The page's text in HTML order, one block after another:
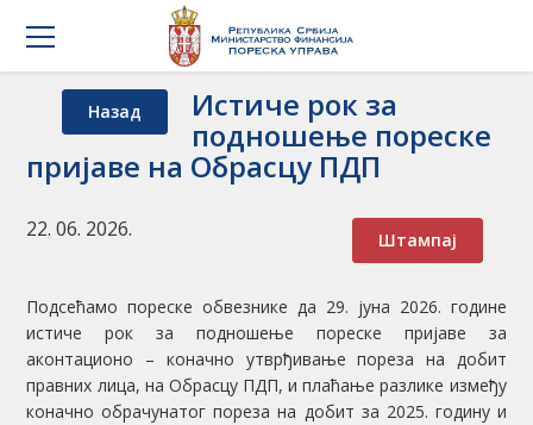
Назад Истиче рок за
подношење пореске
пријаве на Обрасцу ПДП
Штампај
22. 06. 2026.
Подсећамо пореске обвезнике да 29. јуна 2026. године
истиче рок за подношење пореске пријаве за
аконтационо – коначно утврђивање пореза на добит
правних лица, на Обрасцу ПДП, и плаћање разлике између
коначно обрачунатог пореза на добит за 2025. годину и